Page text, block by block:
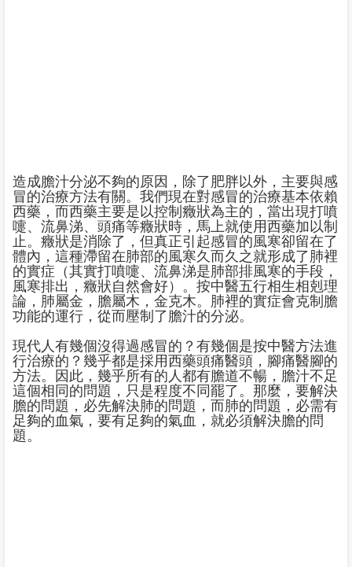
造成膽汁分泌不夠的原因，除了肥胖以外，主要與感
冒的治療方法有關。我們現在對感冒的治療基本依賴
西藥，而西藥主要是以控制癥狀為主的，當出現打噴
嚏、流鼻涕、頭痛等癥狀時，馬上就使用西藥加以制
止。癥狀是消除了，但真正引起感冒的風寒卻留在了
體內，這種滯留在肺部的風寒久而久之就形成了肺裡
的實症（其實打噴嚏、流鼻涕是肺部排風寒的手段，
風寒排出，癥狀自然會好）。按中醫五行相生相剋理
論，肺屬金，膽屬木，金克木。肺裡的實症會克制膽
功能的運行，從而壓制了膽汁的分泌。
現代人有幾個沒得過感冒的？有幾個是按中醫方法進
行治療的？幾乎都是採用西藥頭痛醫頭，腳痛醫腳的
方法。因此，幾乎所有的人都有膽道不暢，膽汁不足
這個相同的問題，只是程度不同罷了。那麼，要解決
膽的問題，必先解決肺的問題，而肺的問題，必需有
足夠的血氣，要有足夠的氣血，就必須解決膽的問
題。